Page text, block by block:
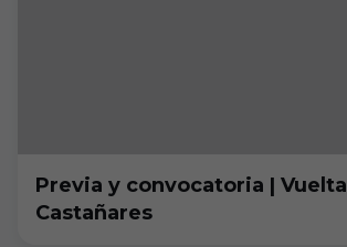
Previa y convocatoria |
Castañares